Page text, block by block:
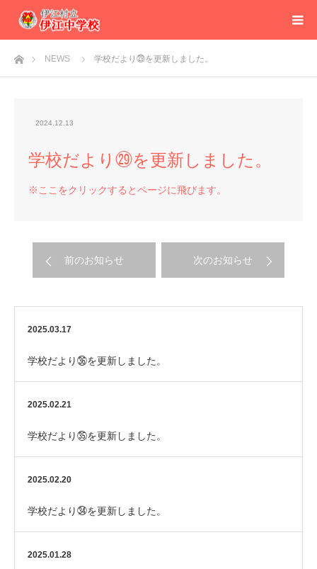
ホームNEWS 学校だより㉙を更新しました。
2024.12.13
学校だより㉙を更新しました。
※ここをクリックするとページに飛びます。
前のお知らせ 次のお知らせ
2025.03.17
学校だより㊱を更新しました。
2025.02.21
学校だより㉟を更新しました。
2025.02.20
学校だより㉞を更新しました。
2025.01.28